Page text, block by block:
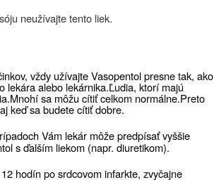
neužívajte tento liek.
vždy užívajte Vasopentol presne tak, ako
lekára alebo lekárnika.Ľudia, ktorí majú
Mnohí sa môžu cítiť celkom normálne.Preto
keď sa budete cítiť dobre.
Vám lekár môže predpísať vyššie
s ďalším liekom (napr. diuretikom).
hodín po srdcovom infarkte, zvyčajne